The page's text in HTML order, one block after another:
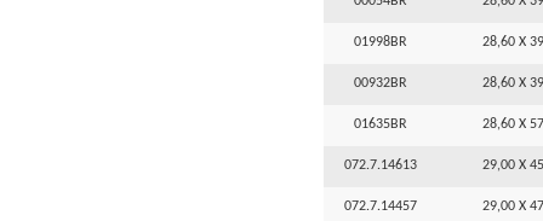
01998BR 28,60 X
00932BR 28,60 X
01635BR 28,60 X
072.7.14613 29,00 X
072.7.14457 29,00 X